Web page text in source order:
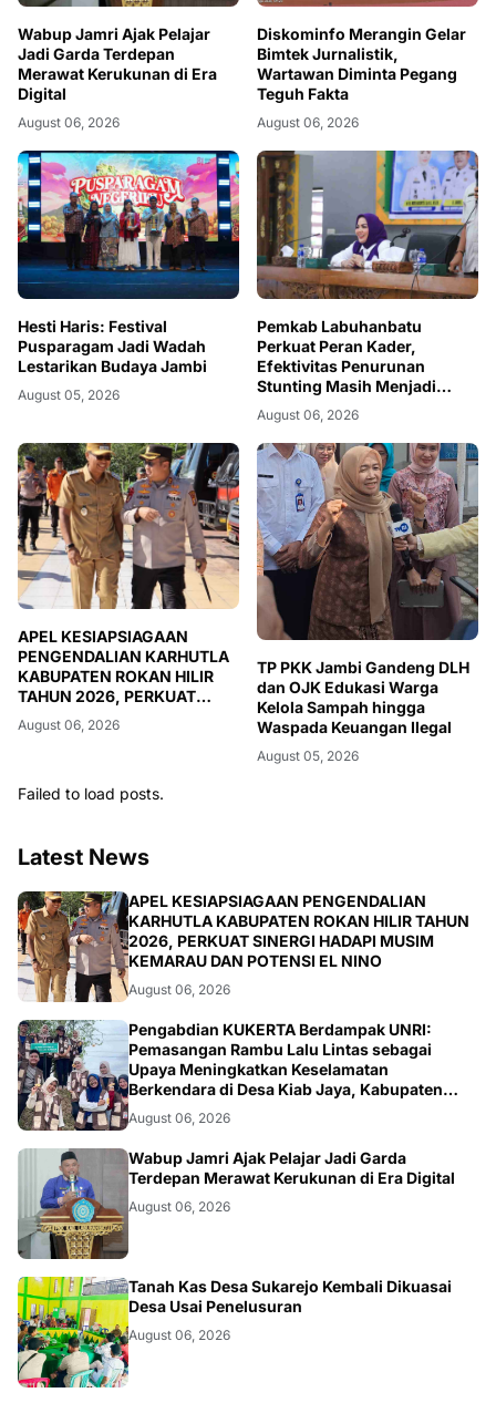
Wabup Jamri Ajak Pelajar
Jadi Garda Terdepan
Merawat Kerukunan di Era
Digital
August 06, 2026
Diskominfo Merangin Gelar
Bimtek Jurnalistik,
Wartawan Diminta Pegang
Teguh Fakta
August 06, 2026
Hesti Haris: Festival
Pusparagam Jadi Wadah
Lestarikan Budaya Jambi
August 05, 2026
Pemkab Labuhanbatu
Perkuat Peran Kader,
Efektivitas Penurunan
Stunting Masih Menjadi
Tantangan Bersama
August 06, 2026
APEL KESIAPSIAGAAN
PENGENDALIAN KARHUTLA
KABUPATEN ROKAN HILIR
TAHUN 2026, PERKUAT
SINERGI HADAPI MUSIM
KEMARAU DAN POTENSI EL
August 06, 2026
TP PKK Jambi Gandeng DLH
dan OJK Edukasi Warga
Kelola Sampah hingga
Waspada Keuangan Ilegal
August 05, 2026
Failed to load posts.
Latest News
BERITA
APEL KESIAPSIAGAAN PENGENDALIAN
KARHUTLA KABUPATEN ROKAN HILIR TAHUN
2026, PERKUAT SINERGI HADAPI MUSIM
KEMARAU DAN POTENSI EL NINO
August 06, 2026
ARTIKEL
Pengabdian KUKERTA Berdampak UNRI:
Pemasangan Rambu Lalu Lintas sebagai
Upaya Meningkatkan Keselamatan
Berkendara di Desa Kiab Jaya, Kabupaten
Pelalawan
August 06, 2026
BERITA
Wabup Jamri Ajak Pelajar Jadi Garda
Terdepan Merawat Kerukunan di Era Digital
August 06, 2026
BANGKO
Tanah Kas Desa Sukarejo Kembali Dikuasai
Desa Usai Penelusuran
August 06, 2026